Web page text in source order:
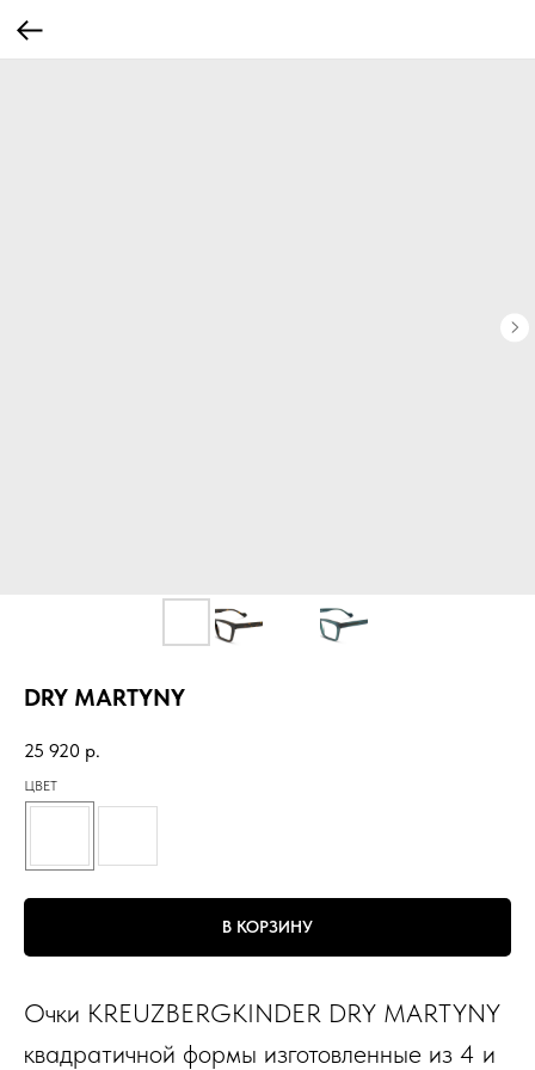
DRY MARTYNY
25 920 р.
ЦВЕТ
В КОРЗИНУ
Очки KREUZBERGKINDER DRY MARTYNY
квадратичной формы изготовленные из 4 и